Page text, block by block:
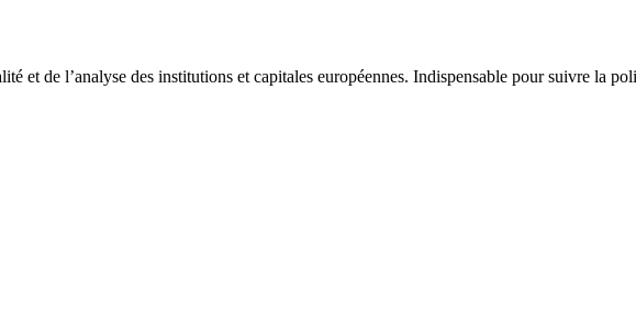
et de l’analyse des institutions et capitales européennes. Indispensable pour suivre la